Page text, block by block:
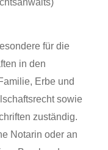
für die
in den
Erbe und
sowie
zuständig.
Notarin oder an